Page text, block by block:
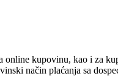
online kupovinu, kao i za
način plaćanja sa